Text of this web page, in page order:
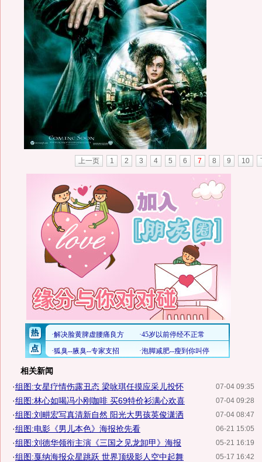
上一页 1 2 3 4 5 6 7 8 9 10
相关新闻
07-04 09:35
·组图:女星疗情伤露丑态 梁咏琪任摸应采儿投怀
07-04 09:28
·组图:林心如喝冯小刚咖啡 买69特价衫满心欢喜
07-04 08:47
·组图:刘畊宏写真清新自然 阳光大男孩英俊潇洒
06-21 15:05
·组图:电影《男儿本色》海报抢先看
05-21 16:19
·组图:刘德华领衔主演《三国之见龙卸甲》海报
05-17 16:42
·组图:戛纳海报众星跳跃 世界顶级影人空中起舞